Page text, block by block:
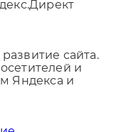
сайта.
и
Яндекса и